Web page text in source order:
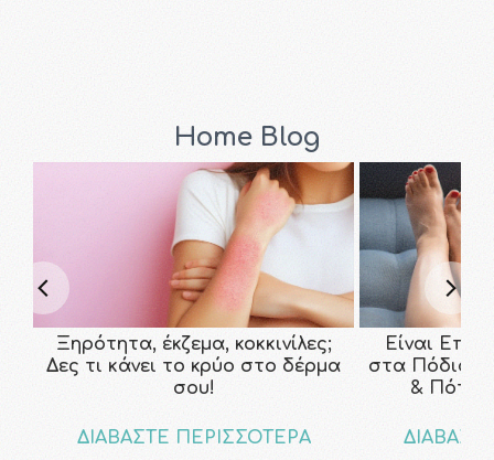
Home Blog
Ξηρότητα, έκζεμα, κοκκινίλες;
Δες τι κάνει το κρύο στο δέρμα
σου!
ΔΙΑΒΑΣΤΕ ΠΕΡΙΣΣΟΤΕΡΑ
Είναι
στα Πόδια;
& Πότε